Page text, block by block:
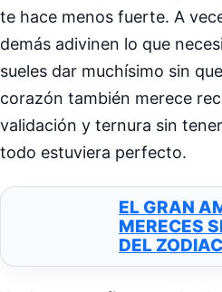
te hace menos fuerte. A
demás adivinen lo que
sueles dar muchísimo sin
corazón también merece
validación y ternura sin
todo estuviera perfecto.
EL GRAN
MERECES
DEL